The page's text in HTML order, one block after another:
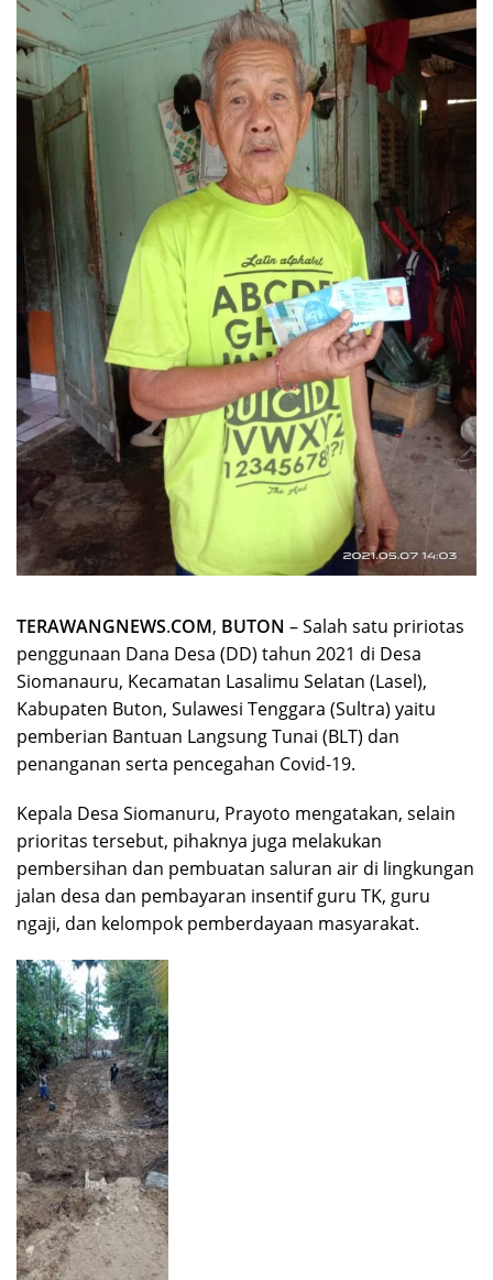
TERAWANGNEWS.COM, BUTON – Salah satu pririotas
penggunaan Dana Desa (DD) tahun 2021 di Desa
Siomanauru, Kecamatan Lasalimu Selatan (Lasel),
Kabupaten Buton, Sulawesi Tenggara (Sultra) yaitu
pemberian Bantuan Langsung Tunai (BLT) dan
penanganan serta pencegahan Covid-19.
Kepala Desa Siomanuru, Prayoto mengatakan, selain
prioritas tersebut, pihaknya juga melakukan
pembersihan dan pembuatan saluran air di lingkungan
jalan desa dan pembayaran insentif guru TK, guru
ngaji, dan kelompok pemberdayaan masyarakat.